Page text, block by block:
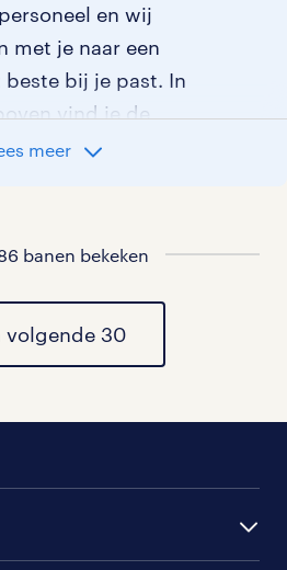
en wij
met je naar een
bij je past. In
vind je de
medewerker
medewerker
over uit
het beste bij jou
over
in Tilburg.
in regio tilburg
meer
banen bekeken
volgende 30